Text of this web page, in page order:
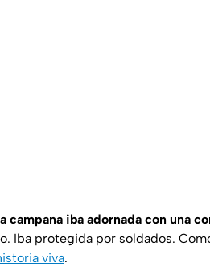
iba adornada con una
Iba protegida por soldados.
viva.